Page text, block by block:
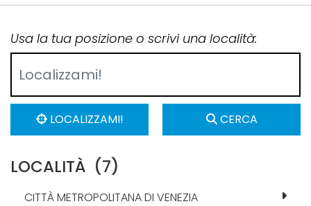
Usa la tua posizione o scrivi una località:
LOCALIZZAMI! CERCA
LOCALITÀ (7)
CITTÀ METROPOLITANA DI VENEZIA